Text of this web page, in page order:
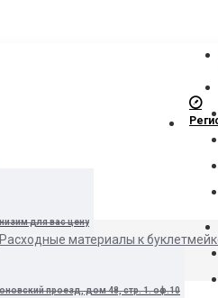
для вас цену
проезд, дом 48, стр. 1. оф.10
Расходные материалы к